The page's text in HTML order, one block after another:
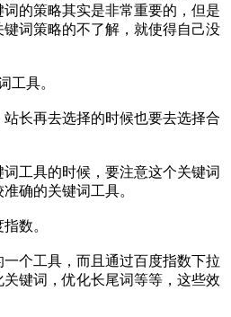
的策略其实是非常重要的，但是
词策略的不了解，就使得自己没
工具。
长再去选择的时候也要去选择‍‍合
工具的时候，要注意这个关键词
确的关键词工具。
数。
个工具，而且通过百度指数下拉
键词，优化长尾词等等，这些效